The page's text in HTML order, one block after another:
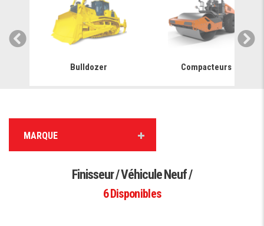
Bulldozer Compacteurs
MARQUE
Finisseur / Véhicule Neuf /
6Disponibles